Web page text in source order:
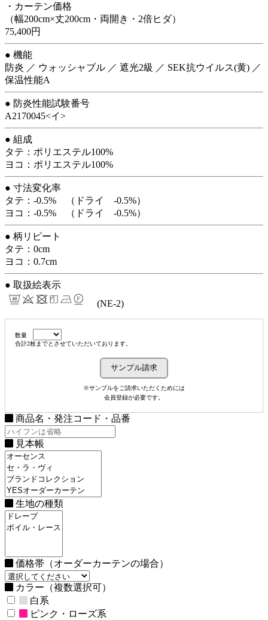
・カーテン価格
（幅200cm×丈200cm・両開き・2倍ヒダ）
75,400円
● 機能
防炎 ／ ウォッシャブル ／ 遮光2級 ／ SEK抗ウイルス(黄) ／
保温性能A
● 防炎性能試験番号
A2170045<イ>
● 組成
タテ：ポリエステル100%
ヨコ：ポリエステル100%
● 寸法変化率
タテ：-0.5% （ドライ -0.5%）
ヨコ：-0.5% （ドライ -0.5%）
● 柄リピート
タテ：0cm
ヨコ：0.7cm
● 取扱絵表示
(NE-2)
数量
合計2枚までとさせていただいております。
※サンプルをご請求いただくためには
会員登録が必要です。
商品名・発注コード・品番
見本帳
生地の種類
価格帯（オーダーカーテンの場合）
カラー（複数選択可）
白系
ピンク・ローズ系